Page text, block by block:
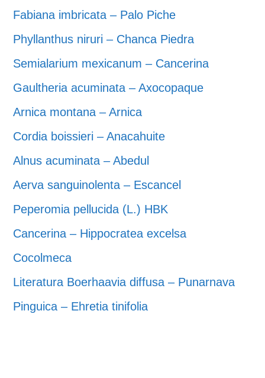
Fabiana imbricata – Palo Piche
Phyllanthus niruri – Chanca Piedra
Semialarium mexicanum – Cancerina
Gaultheria acuminata – Axocopaque
Arnica montana – Arnica
Cordia boissieri – Anacahuite
Alnus acuminata – Abedul
Aerva sanguinolenta – Escancel
Peperomia pellucida (L.) HBK
Cancerina – Hippocratea excelsa
Cocolmeca
Literatura Boerhaavia diffusa – Punarnava
Pinguica – Ehretia tinifolia